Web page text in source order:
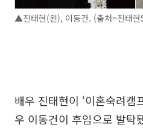
▲진태현(왼), 이동건. (출처=진태현
배우 진태현이 ‘이혼숙려캠
우 이동건이 후임으로 발탁